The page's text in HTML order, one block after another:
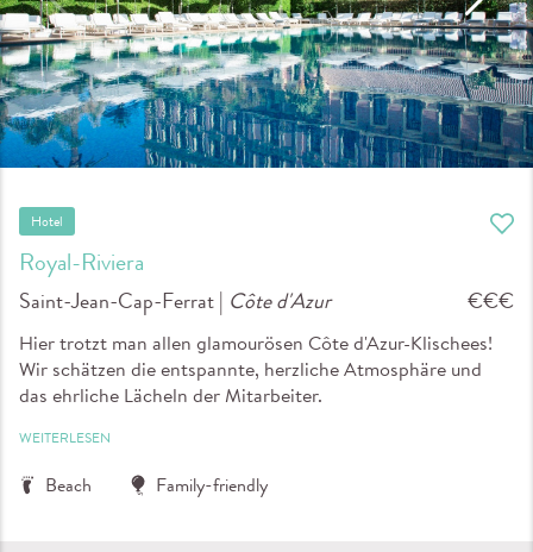
Royal-Riviera
Hotel
Saint-Jean-Cap-Ferrat | Côte d'Azur €€€
Hier trotzt man allen glamourösen Côte d'Azur-Klischees!
Wir schätzen die entspannte, herzliche Atmosphäre und
das ehrliche Lächeln der Mitarbeiter.
WEITERLESEN
Beach Family-friendly